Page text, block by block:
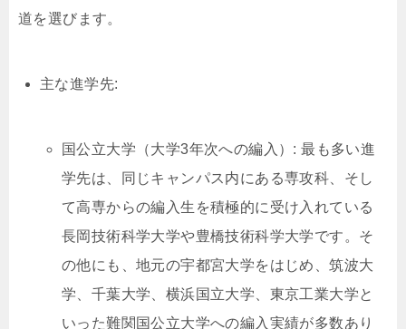
道を選びます。
主な進学先:
国公立大学（大学3年次への編入）: 最も多い進
学先は、同じキャンパス内にある専攻科、そし
て高専からの編入生を積極的に受け入れている
長岡技術科学大学や豊橋技術科学大学です。そ
の他にも、地元の宇都宮大学をはじめ、筑波大
学、千葉大学、横浜国立大学、東京工業大学と
いった難関国公立大学への編入実績が多数あり